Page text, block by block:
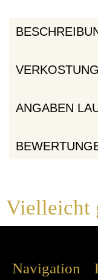
ANGABEN
Vielleicht
Navigation